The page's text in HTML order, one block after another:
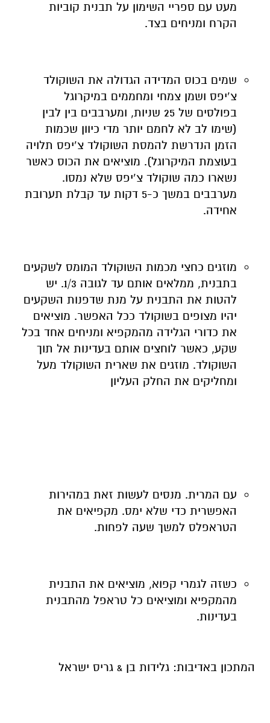
מעט עם ספריי השימון על תבנית קוביות
הקרח ומניחים בצד.
שמים בכוס המדידה הגדולה את השוקולד
צ’יפס ושמן צמחי ומחממים במיקרוגל
בפולסים של 25 שניות, ומערבבים בין לבין
(שימו לב לא לחמם יותר מדי כיוון שכמות
הזמן הנדרשת להמסת השוקולד צ’יפס תלויה
בעוצמת המיקרוגל). מוציאים את הכוס כאשר
נשארו כמה שוקולד צ’יפס שלא נמסו.
מערבבים במשך כ-5 דקות עד קבלת תערובת
אחידה.
מוזגים כחצי מכמות השוקולד המומס לשקעים
בתבנית, ממלאים אותם עד לגובה 1/3. יש
להטות את התבנית על מנת שדפנות השקעים
יהיו מצופים בשוקולד ככל האפשר. מוציאים
את כדורי הגלידה מהמקפיא ומניחים אחד בכל
שקע, כאשר לוחצים אותם בעדינות אל תוך
השוקולד. מוזגים את שארית השוקולד מעל
ומחליקים את החלק העליון
עם המרית. מנסים לעשות זאת במהירות
האפשרית כדי שלא ימס. מקפיאים את
הטראפלס למשך שעה לפחות.
כשזה לגמרי קפוא, מוציאים את התבנית
מהמקפיא ומוציאים כל טראפל מהתבנית
בעדינות.
המתכון באדיבות: גלידות בן & גריס ישראל